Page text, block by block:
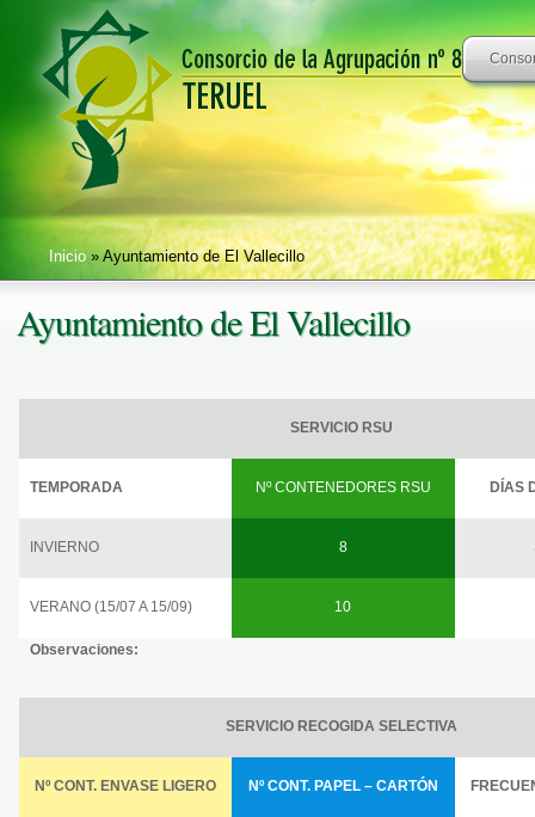
Ayuntamiento de El Vallecillo
Inicio» Ayuntamiento de El Vallecillo
SERVICIO RSU
TEMPORADA Nº CONTENEDORES RSU DÍAS
INVIERNO 8
VERANO (15/07 A 15/09) 10
Observaciones:
SERVICIO RECOGIDA SELECTIVA
Nº CONT. ENVASE LIGERO Nº CONT. PAPEL – CARTÓN